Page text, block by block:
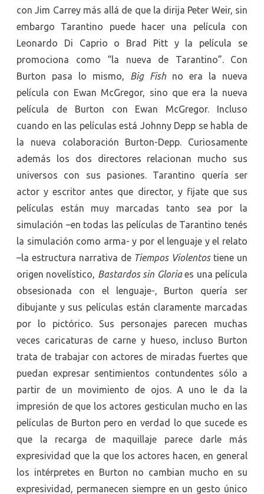
con Jim Carrey más allá de que la dirija Peter Weir, sin
embargo Tarantino puede hacer una película con
Leonardo Di Caprio o Brad Pitt y la película se
promociona como “la nueva de Tarantino”. Con
Burton pasa lo mismo, Big Fish no era la nueva
película con Ewan McGregor, sino que era la nueva
película de Burton con Ewan McGregor. Incluso
cuando en las películas está Johnny Depp se habla de
la nueva colaboración Burton-Depp. Curiosamente
además los dos directores relacionan mucho sus
universos con sus pasiones. Tarantino quería ser
actor y escritor antes que director, y fijate que sus
películas están muy marcadas tanto sea por la
simulación –en todas las películas de Tarantino tenés
la simulación como arma- y por el lenguaje y el relato
–la estructura narrativa de Tiempos Violentostiene un
origen novelístico, Bastardos sin Gloriaes una película
obsesionada con el lenguaje-, Burton quería ser
dibujante y sus películas están claramente marcadas
por lo pictórico. Sus personajes parecen muchas
veces caricaturas de carne y hueso, incluso Burton
trata de trabajar con actores de miradas fuertes que
puedan expresar sentimientos contundentes sólo a
partir de un movimiento de ojos. A uno le da la
impresión de que los actores gesticulan mucho en las
películas de Burton pero en verdad lo que sucede es
que la recarga de maquillaje parece darle más
expresividad que la que los actores hacen, en general
los intérpretes en Burton no cambian mucho en su
expresividad, permanecen siempre en un gesto único